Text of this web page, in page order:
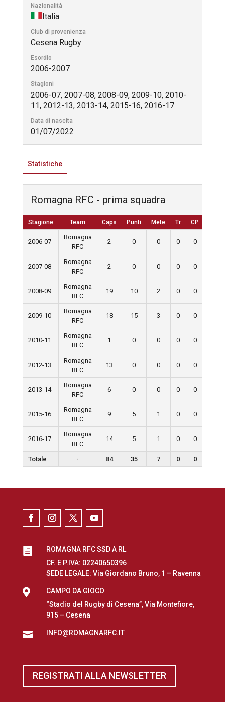
Nazionalità
Italia
Club di provenienza
Cesena Rugby
Esordio
2006-2007
Stagioni
2006-07, 2007-08, 2008-09, 2009-10, 2010-
11, 2012-13, 2013-14, 2015-16, 2016-17
Data di nascita
01/07/2022
Statistiche
Romagna RFC - prima squadra
Stagione Team Caps Punti Mete Tr CP
2006-07
Romagna
RFC
2 0 0 0 0
2007-08
Romagna
RFC
2 0 0 0 0
2008-09
Romagna
RFC
19 10 2 0 0
2009-10
Romagna
RFC
18 15 3 0 0
2010-11
Romagna
RFC
1 0 0 0 0
2012-13
Romagna
RFC
13 0 0 0 0
2013-14
Romagna
RFC
6 0 0 0 0
2015-16
Romagna
RFC
9 5 1 0 0
2016-17
Romagna
RFC
14 5 1 0 0
Totale - 84 35 7 0 0

ROMAGNA RFC SSD A RL
CF. E P.IVA: 02240650396
SEDE LEGALE: Via Giordano Bruno, 1 – Ravenna

CAMPO DA GIOCO
“Stadio del Rugby di Cesena”, Via Montefiore,
915 – Cesena
 INFO@ROMAGNARFC.IT
REGISTRATI ALLA NEWSLETTER